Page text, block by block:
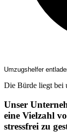
Umzugshelfer
Die Bürde liegt bei
Unser
eine Vielzahl
stressfrei zu